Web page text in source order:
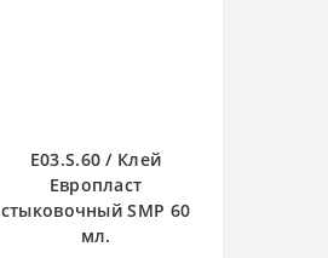
E03.S.60 / Клей
Европласт
стыковочный SMP 60
мл.